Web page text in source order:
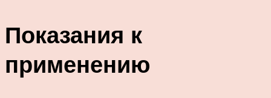
Показания к
применению